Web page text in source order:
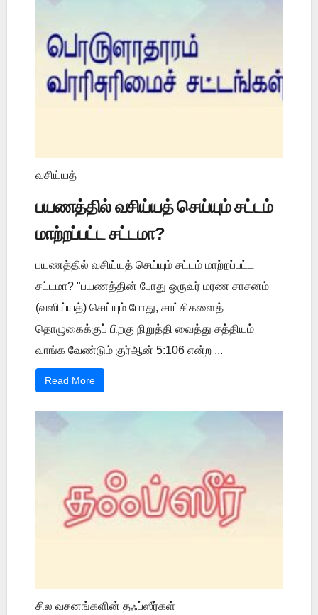
வசிய்யத்
பயணத்தில் வசிய்யத் செய்யும் சட்டம்
மாற்றப்பட்ட சட்டமா?
பயணத்தில் வசிய்யத் செய்யும் சட்டம் மாற்றப்பட்ட
சட்டமா? "பயணத்தின் போது ஒருவர் மரண சாசனம்
(வஸிய்யத்) செய்யும் போது, சாட்சிகளைத்
தொழுகைக்குப் பிறகு நிறுத்தி வைத்து சத்தியம்
வாங்க வேண்டும் குர்ஆன் 5:106 என்ற ...
Read More
சில வசனங்களின் தஃப்ஸீர்கள்